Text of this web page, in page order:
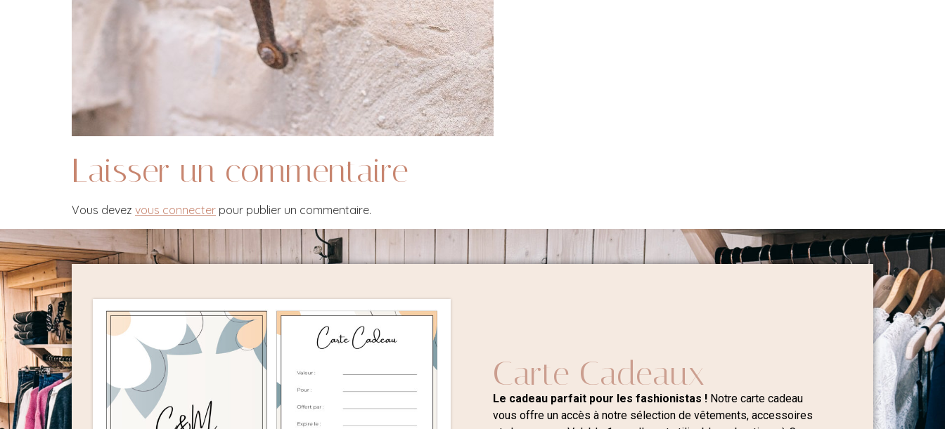
Laisser un commentaire
Vous devez vous connecter pour publier un commentaire.
Carte Cadeaux
Le cadeau parfait pour les fashionistas !Notre carte cadeau
vous offre un accès à notre sélection de vêtements, accessoires